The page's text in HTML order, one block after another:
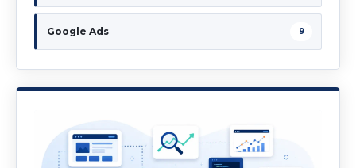
Google Ads 9